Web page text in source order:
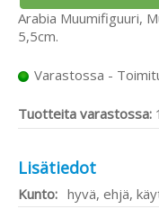
Arabia Muumifiguuri,
5,5cm.
Varastossa -
Tuotteita varastossa:
Lisätiedot
Kunto: hyvä, ehjä,